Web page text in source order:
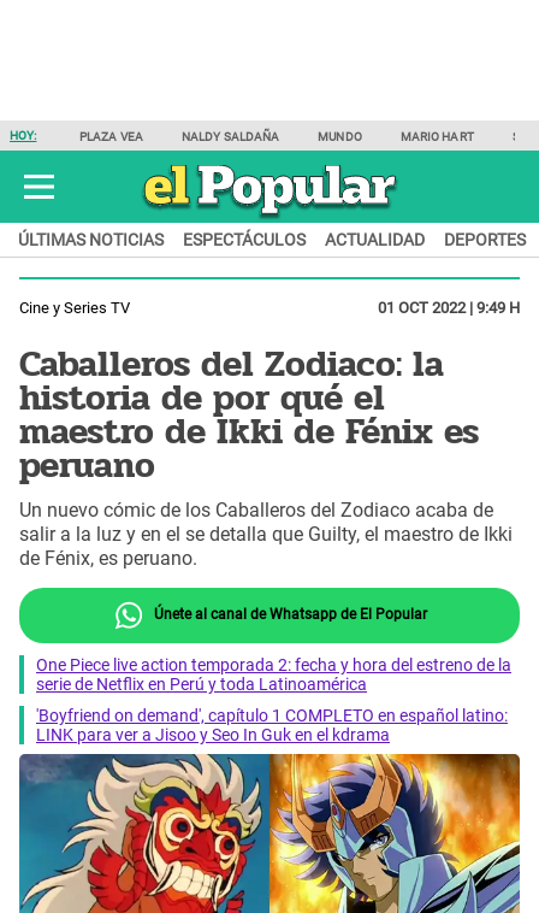
HOY: PLAZA VEA NALDY SALDAÑA MUNDO MARIO HART
ÚLTIMAS NOTICIAS ESPECTÁCULOS ACTUALIDAD DEPORTES
Cine y Series TV 01 OCT 2022 | 9:49 H
Caballeros del Zodiaco: la
historia de por qué el
maestro de Ikki de Fénix es
peruano
Un nuevo cómic de los Caballeros del Zodiaco acaba de
salir a la luz y en el se detalla que Guilty, el maestro de Ikki
de Fénix, es peruano.
Únete al canal de Whatsapp de El Popular
One Piece live action temporada 2: fecha y hora del estreno de la
serie de Netflix en Perú y toda Latinoamérica
'Boyfriend on demand', capítulo 1 COMPLETO en español latino:
LINK para ver a Jisoo y Seo In Guk en el kdrama